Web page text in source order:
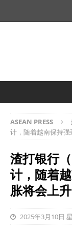
ASEAN PRESS
计，随着越南保持
渣打银行
计，随着
胀将会上升
2025年3月10日